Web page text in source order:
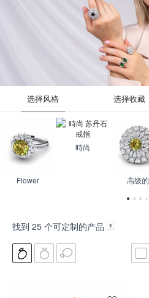
选择风格 选择收藏
Flower
時尚
高级的
找到 25 个可定制的产品